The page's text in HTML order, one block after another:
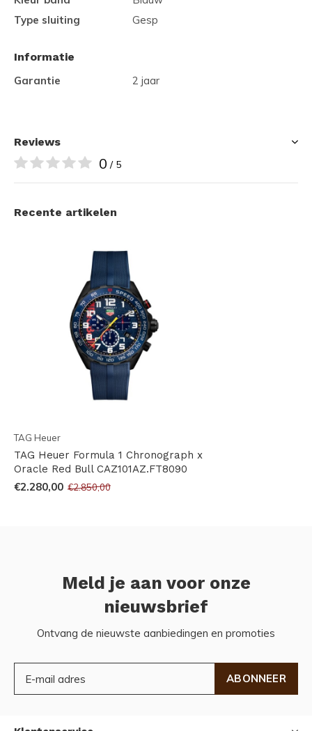
Type sluiting
Gesp
Informatie
Garantie
2 jaar
Reviews
0 / 5
Recente artikelen
TAG Heuer
TAG Heuer Formula 1 Chronograph x
Oracle Red Bull CAZ101AZ.FT8090
€2.280,00 €2.850,00
Meld je aan voor onze
nieuwsbrief
Ontvang de nieuwste aanbiedingen en promoties
ABONNEER